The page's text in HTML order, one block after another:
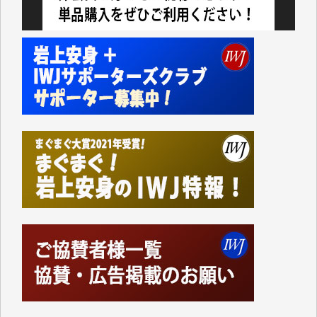
今日、僅かですがカンパしました。IWJの危機を乗り
切るには到底及ばない額ですが病気の妻を抱えている
私にとっては精一杯のカンパです。
かねてよりIWJが発してきた膨大な取材記事や解説記
事、そして各界の方々とのインタビューは大袈裟では
なく、極めて重要な知的財産だと思っています。
て、かなりの動画をDVDに焼きこんで保存していま
した。
しかし、それが出来なくなって以降はExcelなどを使
ってハイパーリンクを張り、重要と思われる記事にい
されているからこそのことであり、そのサーバーが使
えなくなってしまえば二度と視ることが出来なくなっ
てしまいます。
「何とかしなければ、何とかしてほしい。」と思いな
がらも前述した事情でどうにもならない自分の非力に